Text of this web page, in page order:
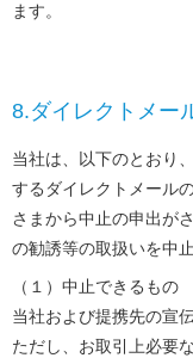
ます。
8.ダイレクトメー
当社は、以下のとおり
するダイレクトメール
さまから中止の申出が
の勧誘等の取扱いを中
（１）中止できるもの
当社および提携先の宣
ただし、お取引上必要